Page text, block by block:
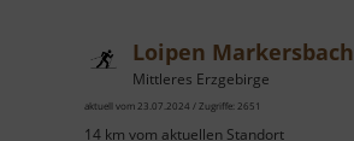
Loipen Markersbach
Mittleres Erzgebirge
aktuell vom 23.07.2024 / Zugriffe: 2651
14 km vom aktuellen Standort